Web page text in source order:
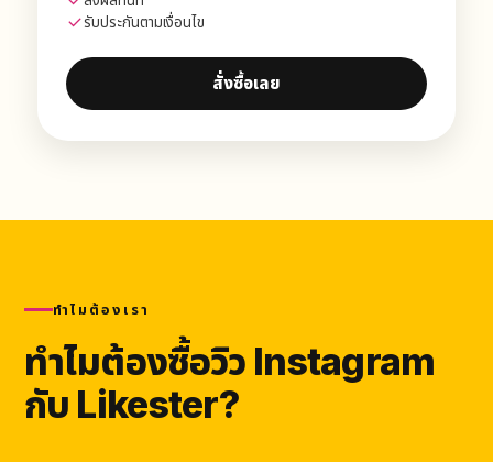
รับประกันตามเงื่อนไข
สั่งซื้อเลย
ทำไมต้องเรา
ทำไมต้องซื้อวิว Instagram
กับ Likester?